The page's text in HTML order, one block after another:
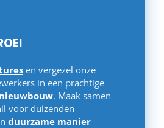
en vergezel onze
in een prachtige
. Maak samen
voor duizenden
duurzame manier